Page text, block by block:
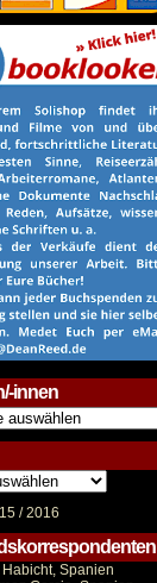
innen
/2016
Spanien